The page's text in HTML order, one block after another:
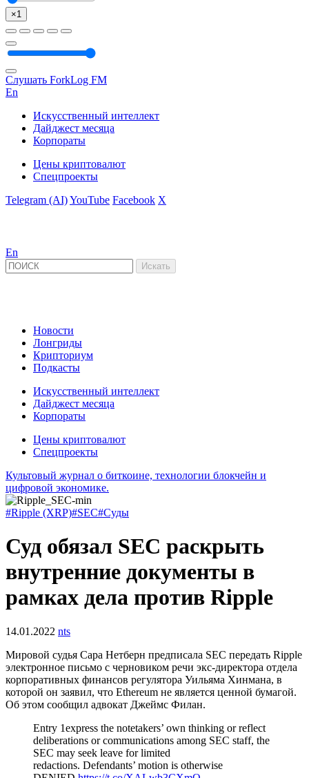
×1
Слушать ForkLog FM
En
Искусственный интеллект
Дайджест месяца
Корпораты
Цены криптовалют
Спецпроекты
Telegram (AI)YouTube Facebook X
En
Новости
Лонгриды
Крипториум
Подкасты
Искусственный интеллект
Дайджест месяца
Корпораты
Цены криптовалют
Спецпроекты
Культовый журнал о биткоине, технологии блокчейн и
цифровой экономике.
#Ripple (XRP)#SEC#Суды
Суд обязал SEC раскрыть
внутренние документы в
рамках дела против Ripple
14.01.2022 nts
Мировой судья Сара Нетберн предписала SEC передать Ripple
электронное письмо с черновиком речи экс-директора отдела
корпоративных финансов регулятора Уильяма Хинмана, в
которой он заявил, что Ethereum не является ценной бумагой.
Об этом сообщил адвокат Джеймс Филан.
Entry 1express the notetakers’ own thinking or reflect
deliberations or communications among SEC staff, the
SEC may seek leave for limited
redactions. Defendants’ motion is otherwise